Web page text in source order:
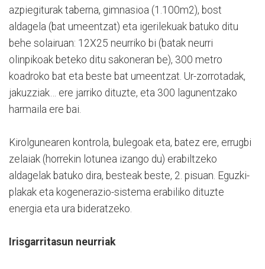
azpiegiturak taberna, gimnasioa (1.100m2), bost
aldagela (bat umeentzat) eta igerilekuak batuko ditu
behe solairuan: 12X25 neurriko bi (batak neurri
olinpikoak beteko ditu sakoneran be), 300 metro
koadroko bat eta beste bat umeentzat. Ur-zorrotadak,
jakuzziak… ere jarriko dituzte, eta 300 lagunentzako
harmaila ere bai.
Kirolgunearen kontrola, bulegoak eta, batez ere, errugbi
zelaiak (horrekin lotunea izango du) erabiltzeko
aldagelak batuko dira, besteak beste, 2. pisuan. Eguzki-
plakak eta kogenerazio-sistema erabiliko dituzte
energia eta ura bideratzeko.
Irisgarritasun neurriak